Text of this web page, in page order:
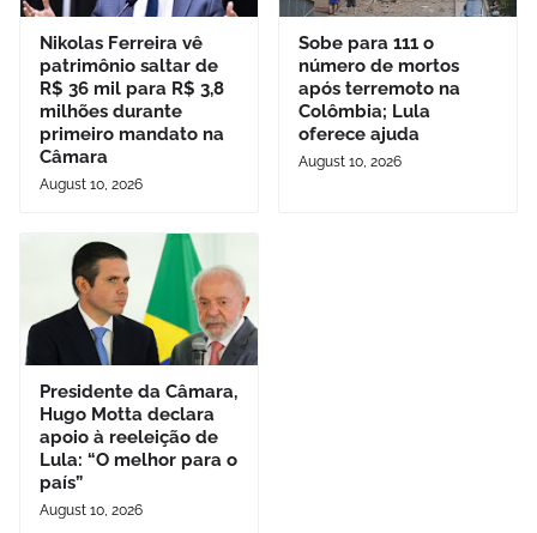
Nikolas Ferreira vê
patrimônio saltar de
R$ 36 mil para R$ 3,8
milhões durante
primeiro mandato na
Câmara
August 10, 2026
Sobe para 111 o
número de mortos
após terremoto na
Colômbia; Lula
oferece ajuda
August 10, 2026
Presidente da Câmara,
Hugo Motta declara
apoio à reeleição de
Lula: “O melhor para o
país”
August 10, 2026